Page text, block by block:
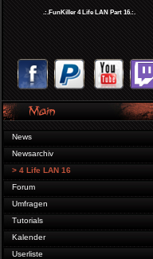
.:.FunKiller 4 Life LAN Part 16.:.
News
Newsarchiv
> 4 Life LAN 16
Forum
Umfragen
Tutorials
Kalender
Userliste